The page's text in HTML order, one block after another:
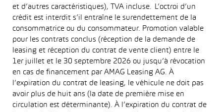
et d’autres caractéristiques), TVA incluse. L’octroi d’un
crédit est interdit s’il entraîne le surendettement de la
consommatrice ou du consommateur. Promotion valable
pour les contrats conclus (réception de la demande de
leasing et réception du contrat de vente client) entre le
1er juillet et le 30 septembre 2026 ou jusqu’à révocation
en cas de financement par AMAG Leasing AG. À
l’expiration du contrat de leasing, le véhicule ne doit pas
avoir plus de huit ans (la date de première mise en
circulation est déterminante). À l’expiration du contrat de